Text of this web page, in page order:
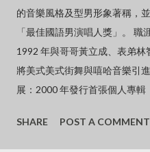
的音樂風格及型男形象著稱，
「最佳國語男演唱人獎」。 職
1992 年與哥哥黃立成、表弟林
將美式美式街舞與嘻哈音樂引
展：2000 年發行首張個人專
年憑藉《黑的意念》專輯，擊
曲歌王寶座。 影視作品：曾主
SHARE POST A COMMENT